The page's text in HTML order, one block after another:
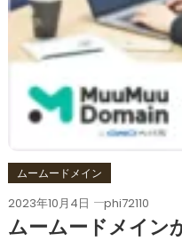
ムームードメイン
2023年10月4日 phi72110
ムームードメイン